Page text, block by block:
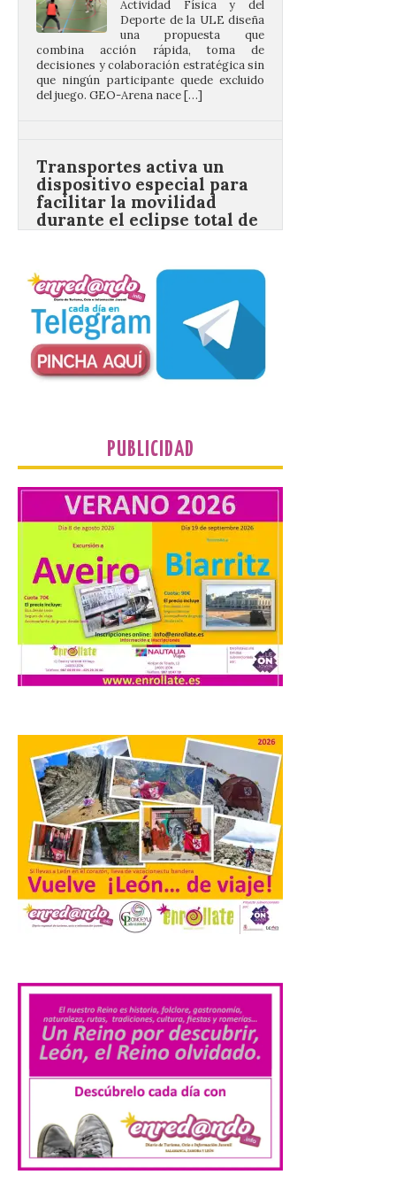
combina acción rápida, toma de
decisiones y colaboración estratégica sin
que ningún participante quede excluido
del juego. GEO-Arena nace […]
facilitar la movilidad
durante el eclipse total de
Sol del 12 de agosto
9 Ago 2026
Renfe reforzará servicios
de Media Distancia
especialmente en Galicia,
Asturias, Santander y País
Vasco, además del norte
de Castilla y León. En los principales
núcleos urbanos también se reforzarán
los servicios de Cercanías con mayor
La Feria Internacional de
Muestras de Asturias
celebra este domingo el
día de León y Astorga
9 Ago 2026
La 69ª edición de la Feria
Internacional de Muestras
de Asturias (FIDMA) se
celebra del 1 al 16 de
agosto de 2026 en el
Recinto Ferial de Asturias Luis Adaro de
La Comarca de las Cinco
Villas, un lugar ideal para
ver el eclipse solar
9 Ago 2026
El próximo 12 de agosto
se producirá el fenómeno
natural excepcional que
debe hacerse siguiendo las pautas de
seguridad recomendadas. La Comarca de
Cinco Villas […]
La vigésima fotografía de
León de…viaje nos llega
desde el Pic d’Angonella
en el Principat d’Andorra
PUBLICIDAD